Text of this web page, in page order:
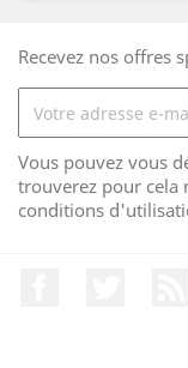
Recevez nos offres
Vous pouvez vous
trouverez pour cela
conditions